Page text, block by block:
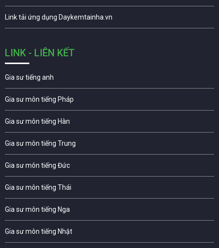
Link tải ứng dụng Daykemtainha.vn
LINK - LIÊN KẾT
Gia sư tiếng anh
Gia sư môn tiếng Pháp
Gia sư môn tiếng Hàn
Gia sư môn tiếng Trung
Gia sư môn tiếng Đức
Gia sư môn tiếng Thái
Gia sư môn tiếng Nga
Gia sư môn tiếng Nhật